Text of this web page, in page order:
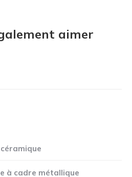
aimer
à cadre métallique